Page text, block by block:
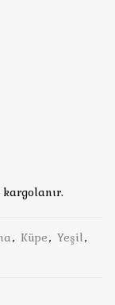
, Küpe, Yeşil,